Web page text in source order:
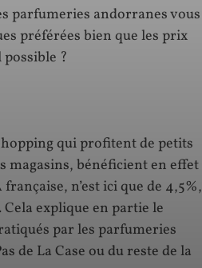
parfumeries andorranes vous
préférées bien que les prix
?
qui profitent de petits
magasins, bénéficient en effet
n’est ici que de 4,5%,
explique en partie le
par les parfumeries
de La Case ou du reste de la